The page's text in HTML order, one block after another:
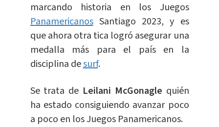
marcando historia en los Juegos
PanamericanosSantiago 2023, y es
que ahora otra tica logró asegurar una
medalla más para el país en la
disciplina desurf.
Se trata de Leilani McGonagle quién
ha estado consiguiendo avanzar poco
a poco en los Juegos Panamericanos.